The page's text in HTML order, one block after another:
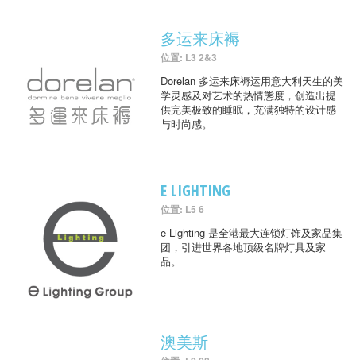
多运来床褥
位置: L3 2&3
Dorelan 多运来床褥运用意大利天生的美
学灵感及对艺术的热情態度，创造出提
供完美极致的睡眠，充满独特的设计感
与时尚感。
E LIGHTING
位置: L5 6
e Lighting 是全港最大连锁灯饰及家品集
团，引进世界各地顶级名牌灯具及家
品。
澳美斯